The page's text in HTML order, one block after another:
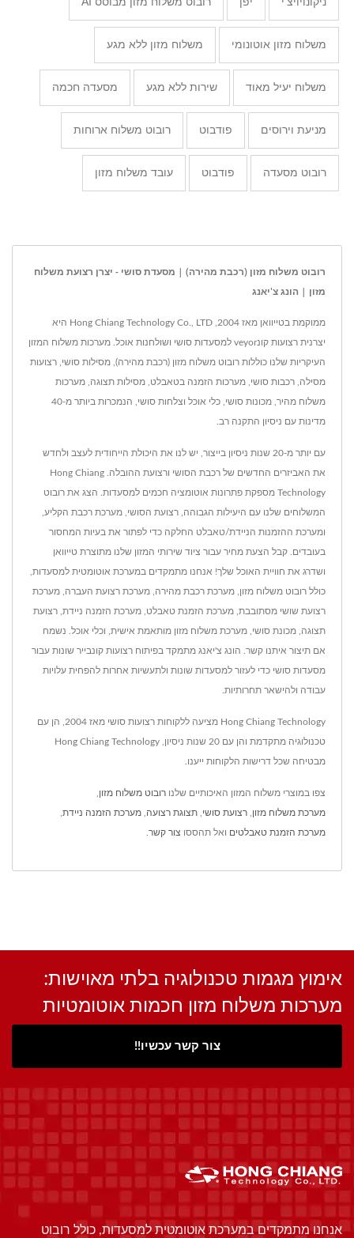
משלוח מזון אוטונומי משלוח מזון ללא מגע
משלוח יעיל מאוד שירות ללא מגע מסעדה חכמה
מניעת וירוסים פודבוט רובוט משלוח ארוחות
רובוט מסעדה פודבוט עובד משלוח מזון
רובוט משלוח מזון (רכבת מהירה) | מסעדת סושי - יצרן רצועת משלוח
מזון | הונג צ'יאנג
ממוקמת בטייוואן מאז 2004, Hong Chiang Technology Co., LTD היא
יצרנית רצועות קונveyor למסעדות סושי ושולחנות אוכל. מערכות משלוח המזון
העיקריות שלנו כוללות רובוט משלוח מזון (רכבת מהירה), מסילות סושי, רצועות
מסילה, רכבות סושי, מערכות הזמנה בטאבלט, מסילות תצוגה, מערכות
משלוח מהיר, מכונות סושי, כלי אוכל וצלחות סושי, הנמכרות ביותר מ-40
מדינות עם ניסיון התקנה רב.
עם יותר מ-20 שנות ניסיון בייצור, יש לנו את היכולת הייחודית לעצב ולחדש
את האביזרים החדשים של רכבת הסושי ורצועת ההובלה. Hong Chiang
Technology מספקת פתרונות אוטומציה חכמים למסעדות. הצג את רובוט
המשלוחים שלנו עם היעילות הגבוהה, רצועת הסושי, מערכת רכבת הקליע,
ומערכת ההזמנות הניידת/טאבלט החלקה כדי לפתור את בעיות המחסור
בעובדים. קבל הצעת מחיר עבור ציוד שירותי המזון שלנו מתוצרת טייוואן
ושדרג את חוויית האוכל שלך! אנחנו מתמקדים במערכת אוטומטית למסעדות,
כולל רובוט משלוח מזון, מערכת רכבת מהירה, מערכת רצועת העברה, מערכת
רצועת שושי מסתובבת, מערכת הזמנת טאבלט, מערכת הזמנה ניידת, רצועת
תצוגה, מכונת סושי, מערכת משלוח מזון מותאמת אישית, וכלי אוכל. נשמח
אם תיצור איתנו קשר. הונג צ'יאנג מתמקד בפיתוח רצועות קונבייר שונות עבור
מסעדות סושי כדי לעזור למסעדות שונות ולתעשיות אחרות להפחית עלויות
עבודה ולהישאר תחרותיות.
Hong Chiang Technology מציעה ללקוחות רצועות סושי מאז 2004, הן עם
טכנולוגיה מתקדמת והן עם 20 שנות ניסיון, Hong Chiang Technology
מבטיחה שכל דרישות הלקוחות ייענו.
צפו במוצרי משלוח המזון האיכותיים שלנו רובוט משלוח מזון
מערכת משלוח מזון רצועת סושי תצוגת רצועה מערכת הזמנה ניידת
מערכת הזמנת טאבלטים ואל תהססו צור קשר
אימוץ מגמות טכנולוגיה בלתי מאוישות:
מערכות משלוח מזון חכמות אוטומטיות
צור קשר עכשיו!!
אנחנו מתמקדים במערכת אוטומטית למסעדות, כולל רובוט